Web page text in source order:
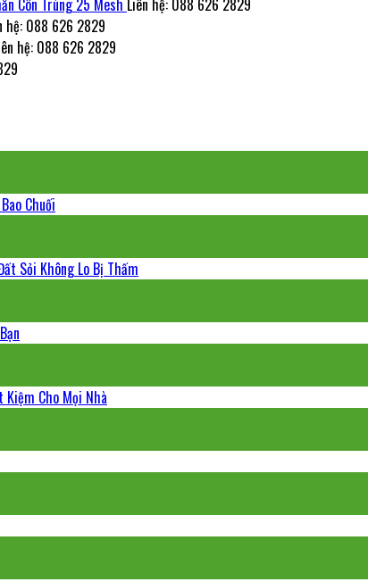
Côn Trùng 25 Mesh Liên hệ: 088 626 2829
hệ: 088 626 2829
hệ: 088 626 2829
Chuối
Sỏi Không Lo Bị Thấm
Kiệm Cho Mọi Nhà